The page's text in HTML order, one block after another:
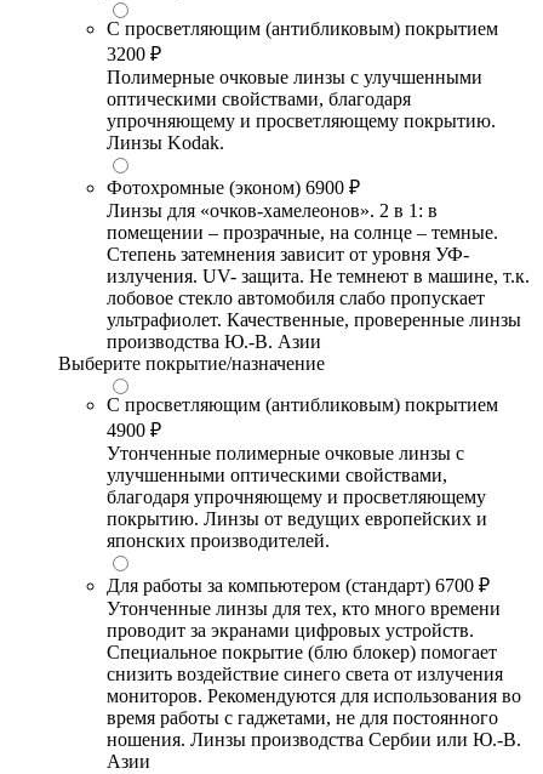
С просветляющим (антибликовым) покрытием
3200 ₽
Полимерные очковые линзы с улучшенными
оптическими свойствами, благодаря
упрочняющему и просветляющему покрытию.
Линзы Kodak.
Фотохромные (эконом) 6900 ₽
Линзы для «очков-хамелеонов». 2 в 1: в
помещении – прозрачные, на солнце – темные.
Степень затемнения зависит от уровня УФ-
излучения. UV- защита. Не темнеют в машине, т.к.
лобовое стекло автомобиля слабо пропускает
ультрафиолет. Качественные, проверенные линзы
производства Ю.-В. Азии
Выберите покрытие/назначение
С просветляющим (антибликовым) покрытием
4900 ₽
Утонченные полимерные очковые линзы с
улучшенными оптическими свойствами,
благодаря упрочняющему и просветляющему
покрытию. Линзы от ведущих европейских и
японских производителей.
Для работы за компьютером (стандарт) 6700 ₽
Утонченные линзы для тех, кто много времени
проводит за экранами цифровых устройств.
Специальное покрытие (блю блокер) помогает
снизить воздействие синего света от излучения
мониторов. Рекомендуются для использования во
время работы с гаджетами, не для постоянного
ношения. Линзы производства Сербии или Ю.-В.
Азии